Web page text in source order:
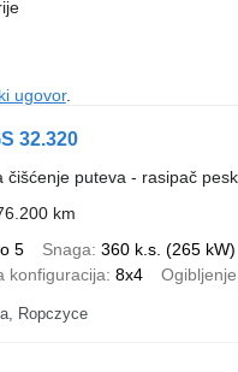
ugovor.
32.320
čišćenje puteva - rasipač
km
5 Snaga 360 k.s. (265 kW)
konfiguracija 8x4 Ogibljenje
Ropczyce